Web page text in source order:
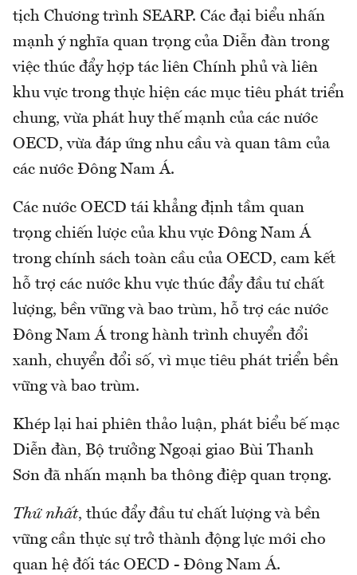
tịch Chương trình SEARP. Các đại biểu nhấn
mạnh ý nghĩa quan trọng của Diễn đàn trong
việc thúc đẩy hợp tác liên Chính phủ và liên
khu vực trong thực hiện các mục tiêu phát triển
chung, vừa phát huy thế mạnh của các nước
OECD, vừa đáp ứng nhu cầu và quan tâm của
các nước Đông Nam Á.
Các nước OECD tái khẳng định tầm quan
trọng chiến lược của khu vực Đông Nam Á
trong chính sách toàn cầu của OECD, cam kết
hỗ trợ các nước khu vực thúc đẩy đầu tư chất
lượng, bền vững và bao trùm, hỗ trợ các nước
Đông Nam Á trong hành trình chuyển đổi
xanh, chuyển đổi số, vì mục tiêu phát triển bền
vững và bao trùm.
Khép lại hai phiên thảo luận, phát biểu bế mạc
Diễn đàn, Bộ trưởng Ngoại giao Bùi Thanh
Sơn đã nhấn mạnh ba thông điệp quan trọng.
Thứ nhất, thúc đẩy đầu tư chất lượng và bền
vững cần thực sự trở thành động lực mới cho
quan hệ đối tác OECD - Đông Nam Á.